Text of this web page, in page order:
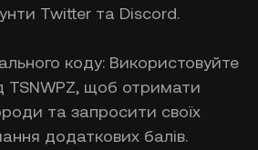
Twitter та Discord.
коду: Використовуйте
TSNWPZ, щоб отримати
та запросити своїх
додаткових балів.